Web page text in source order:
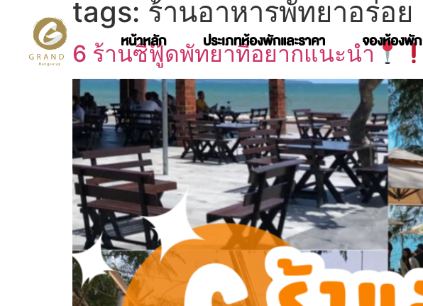
หน้าหลัก ประเภทห้องพักและราคา จองห้องพัก
tags: ร้านอาหารพัทยาอร่อย
6 ร้านซีฟู๊ดพัทยาที่อยากแนะนำ